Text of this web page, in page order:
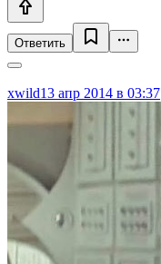
Ответить
xwild13 апр 2014 в 03:37